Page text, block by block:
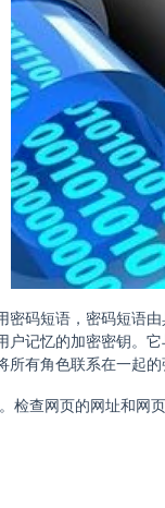
密码短语，密码短语
户记忆的加密密钥。
有角色联系在一起
检查网页的网址和网